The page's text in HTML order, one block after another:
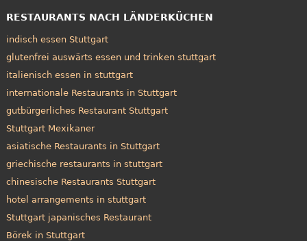
RESTAURANTS NACH LÄNDERKÜCHEN
indisch essen Stuttgart
glutenfrei auswärts essen und trinken stuttgart
italienisch essen in stuttgart
internationale Restaurants in Stuttgart
gutbürgerliches Restaurant Stuttgart
Stuttgart Mexikaner
asiatische Restaurants in Stuttgart
griechische restaurants in stuttgart
chinesische Restaurants Stuttgart
hotel arrangements in stuttgart
Stuttgart japanisches Restaurant
Börek in Stuttgart